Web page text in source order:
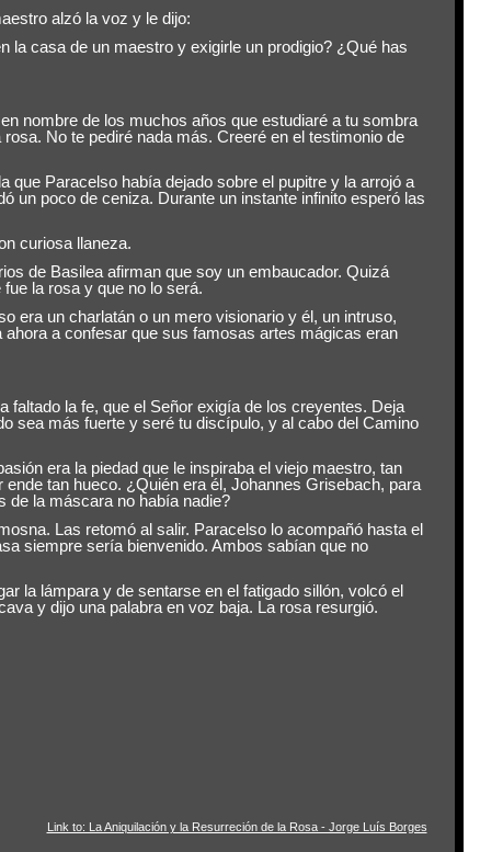
alzó la voz y le dijo:
la casa de un maestro y exigirle un prodigio? ¿Qué has
nombre de los muchos años que estudiaré a tu sombra
No te pediré nada más. Creeré en el testimonio de
que Paracelso había dejado sobre el pupitre y la arrojó a
un poco de ceniza. Durante un instante infinito esperó las
curiosa llaneza.
de Basilea afirman que soy un embaucador. Quizá
la rosa y que no lo será.
era un charlatán o un mero visionario y él, un intruso,
ahora a confesar que sus famosas artes mágicas eran
la fe, que el Señor exigía de los creyentes. Deja
sea más fuerte y seré tu discípulo, y al cabo del Camino
era la piedad que le inspiraba el viejo maestro, tan
tan hueco. ¿Quién era él, Johannes Grisebach, para
de la máscara no había nadie?
Las retomó al salir. Paracelso lo acompañó hasta el
siempre sería bienvenido. Ambos sabían que no
la lámpara y de sentarse en el fatigado sillón, volcó el
y dijo una palabra en voz baja. La rosa resurgió.
Link to: La Aniquilación y la Resurreción de la Rosa - Jorge Luís Borges